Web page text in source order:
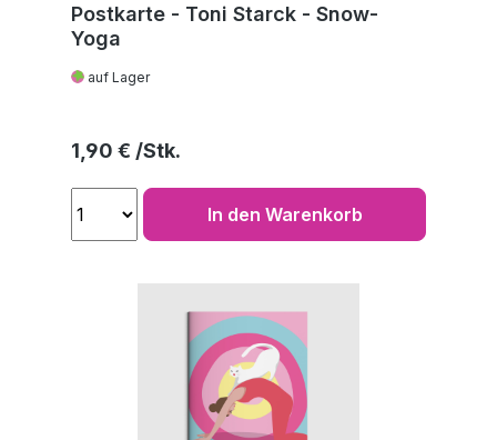
Postkarte - Toni Starck - Snow-
Yoga
auf Lager
Regulärer Preis:
1,90 €
In den Warenkorb